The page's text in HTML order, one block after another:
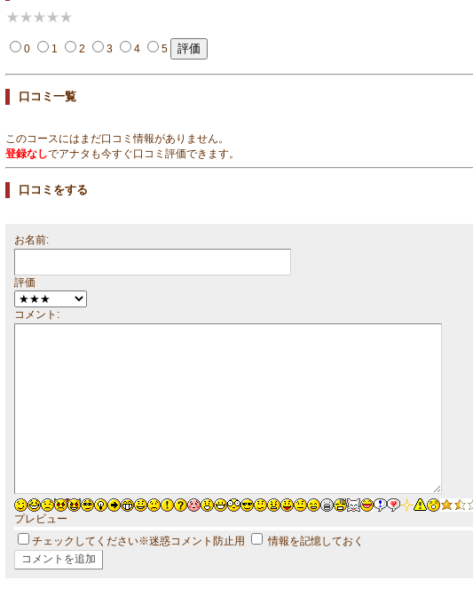
0 1 2 3 4 5
口コミ一覧
このコースにはまだ口コミ情報がありません。
登録なしでアナタも今すぐ口コミ評価できます。
口コミをする
お名前:
評価
コメント:
プレビュー
チェックしてください※迷惑コメント防止用
情報を記憶しておく